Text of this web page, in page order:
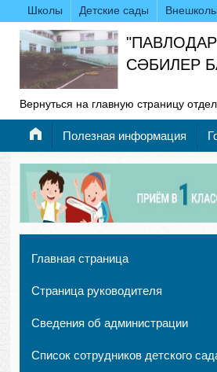
Школы Детские сады
СӘБИЛЕР
Вернуться на главную страницу
Полезная информация
Главная страница
Страница руководителя
Сведения об администрации
Список сотрудников детского